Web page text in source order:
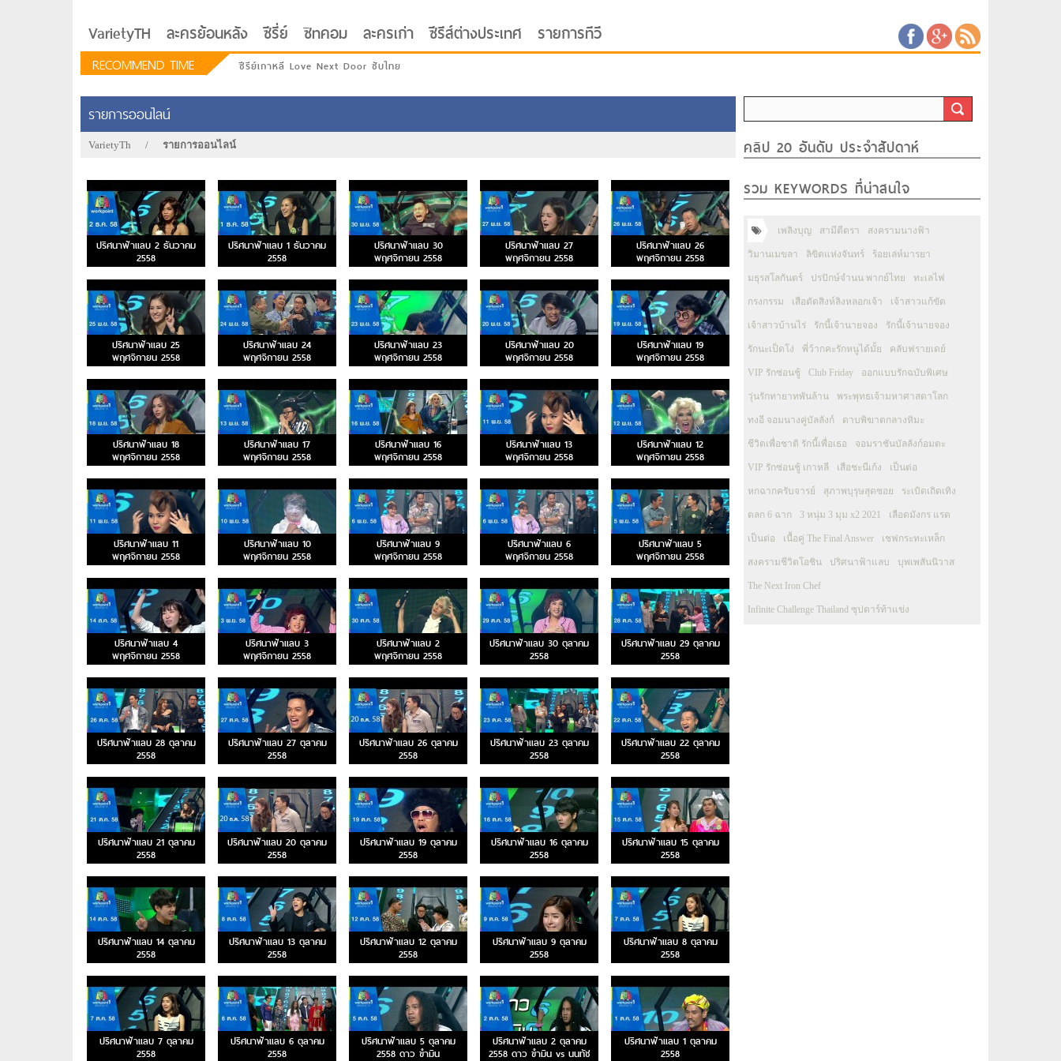
VarietyTH ละครย้อนหลัง ซีรี่ย์ ซิทคอม ละครเก่า ซีรีส์ต่างประเทศ รายการทีวี
RECOMMEND TIME ซีรีย์เกาหลี Love Next Door ซับไทย
รักอยู่ประตูถัดไป
รายการออนไลน์
VarietyTh / รายการออนไลน์
ปริศนาฟ้าแลบ 2 ธันวาคม
2558
ปริศนาฟ้าแลบ 1 ธันวาคม
2558
ปริศนาฟ้าแลบ 30
พฤศจิกายน 2558
ปริศนาฟ้าแลบ 27
พฤศจิกายน 2558
ปริศนาฟ้าแลบ 26
พฤศจิกายน 2558
ปริศนาฟ้าแลบ 25
พฤศจิกายน 2558
ปริศนาฟ้าแลบ 24
พฤศจิกายน 2558
ปริศนาฟ้าแลบ 23
พฤศจิกายน 2558
ปริศนาฟ้าแลบ 20
พฤศจิกายน 2558
ปริศนาฟ้าแลบ 19
พฤศจิกายน 2558
ปริศนาฟ้าแลบ 18
พฤศจิกายน 2558
ปริศนาฟ้าแลบ 17
พฤศจิกายน 2558
ปริศนาฟ้าแลบ 16
พฤศจิกายน 2558
ปริศนาฟ้าแลบ 13
พฤศจิกายน 2558
ปริศนาฟ้าแลบ 12
พฤศจิกายน 2558
ปริศนาฟ้าแลบ 11
พฤศจิกายน 2558
ปริศนาฟ้าแลบ 10
พฤศจิกายน 2558
ปริศนาฟ้าแลบ 9
พฤศจิกายน 2558
ปริศนาฟ้าแลบ 6
พฤศจิกายน 2558
ปริศนาฟ้าแลบ 5
พฤศจิกายน 2558
ปริศนาฟ้าแลบ 4
พฤศจิกายน 2558
ปริศนาฟ้าแลบ 3
พฤศจิกายน 2558
ปริศนาฟ้าแลบ 2
พฤศจิกายน 2558
ปริศนาฟ้าแลบ 30 ตุลาคม
2558
ปริศนาฟ้าแลบ 29 ตุลาคม
2558
ปริศนาฟ้าแลบ 28 ตุลาคม
2558
ปริศนาฟ้าแลบ 27 ตุลาคม
2558
ปริศนาฟ้าแลบ 26 ตุลาคม
2558
ปริศนาฟ้าแลบ 23 ตุลาคม
2558
ปริศนาฟ้าแลบ 22 ตุลาคม
2558
ปริศนาฟ้าแลบ 21 ตุลาคม
2558
ปริศนาฟ้าแลบ 20 ตุลาคม
2558
ปริศนาฟ้าแลบ 19 ตุลาคม
2558
ปริศนาฟ้าแลบ 16 ตุลาคม
2558
ปริศนาฟ้าแลบ 15 ตุลาคม
2558
ปริศนาฟ้าแลบ 14 ตุลาคม
2558
ปริศนาฟ้าแลบ 13 ตุลาคม
2558
ปริศนาฟ้าแลบ 12 ตุลาคม
2558
ปริศนาฟ้าแลบ 9 ตุลาคม
2558
ปริศนาฟ้าแลบ 8 ตุลาคม
2558
ปริศนาฟ้าแลบ 7 ตุลาคม
2558
ปริศนาฟ้าแลบ 6 ตุลาคม
2558
ปริศนาฟ้าแลบ 5 ตุลาคม
2558 ดาว ขำมิน
ปริศนาฟ้าแลบ 2 ตุลาคม
2558 ดาว ขำมิน vs นนทัช
ปริศนาฟ้าแลบ 1 ตุลาคม
2558
คลิป 20 อันดับ ประจำสัปดาห์
รวม KEYWORDS ที่น่าสนใจ
เพลิงบุญ สามีตีตรา สงครามนางฟ้า
วิมานเมขลา ลิขิตแห่งจันทร์ ร้อยเล่ห์มารยา
มธุรสโลกันตร์ ปรปักษ์จำนน พากย์ไทย ทะเลไฟ
กรงกรรม เสือตัดสิงห์ลิงหลอกเจ้า เจ้าสาวแก้ขัด
เจ้าสาวบ้านไร่ รักนี้เจ้านายจอง รักนี้เจ้านายจอง
รักนะเป็ดโง่ พี่ว้ากคะรักหนูได้มั้ย คลับฟรายเดย์
VIP รักซ่อนชู้ Club Friday ออกแบบรักฉบับพิเศษ
วุ่นรักทายาทพันล้าน พระพุทธเจ้ามหาศาสดาโลก
ทงอี จอมนางคู่บัลลังก์ ดาบพิฆาตกลางหิมะ
ชีวิตเพื่อชาติ รักนี้เพื่อเธอ จอมราชันบัลลังก์อมตะ
VIP รักซ่อนชู้ เกาหลี เสือชะนีเก้ง เป็นต่อ
หกฉากครับจารย์ สุภาพบุรุษสุดซอย ระเบิดเถิดเทิง
ตลก 6 ฉาก 3 หนุ่ม 3 มุม x2 2021 เลือดมังกร แรด
เป็นต่อ เนื้อคู่ The Final Answer เชฟกระทะเหล็ก
สงครามชีวิตโอชิน ปริศนาฟ้าแลบ บุพเพสันนิวาส
The Next Iron Chef
Infinite Challenge Thailand ซุปตาร์ท้าแข่ง